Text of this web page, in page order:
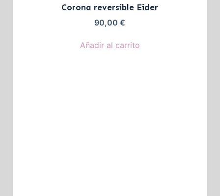
Corona reversible Eider
90,00€
Añadir al carrito